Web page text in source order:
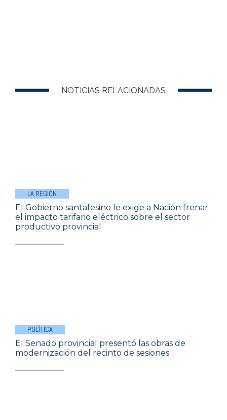
NOTICIAS RELACIONADAS
LA REGIÓN
El Gobierno santafesino le exige a Nación frenar
el impacto tarifario eléctrico sobre el sector
productivo provincial
POLÍTICA
El Senado provincial presentó las obras de
modernización del recinto de sesiones